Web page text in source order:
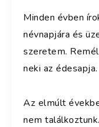
Minden évben
névnapjára és
szeretem.
neki az édesapja.
Az elmúlt
nem találkoztunk.